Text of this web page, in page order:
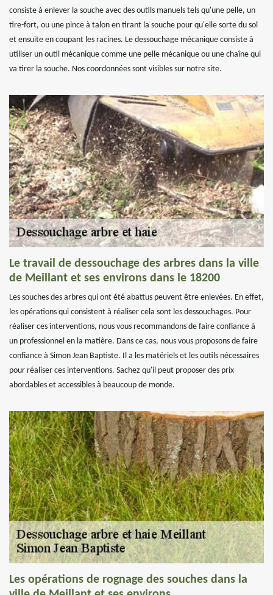
consiste à enlever la souche avec des outils manuels tels qu'une pelle, un
tire-fort, ou une pince à talon en tirant la souche pour qu'elle sorte du sol
et ensuite en coupant les racines. Le dessouchage mécanique consiste à
utiliser un outil mécanique comme une pelle mécanique ou une chaîne qui
va tirer la souche. Nos coordonnées sont visibles sur notre site.
Le travail de dessouchage des arbres dans la ville
de Meillant et ses environs dans le 18200
Les souches des arbres qui ont été abattus peuvent être enlevées. En effet,
les opérations qui consistent à réaliser cela sont les dessouchages. Pour
réaliser ces interventions, nous vous recommandons de faire confiance à
un professionnel en la matière. Dans ce cas, nous vous proposons de faire
confiance à Simon Jean Baptiste. Il a les matériels et les outils nécessaires
pour réaliser ces interventions. Sachez qu'il peut proposer des prix
abordables et accessibles à beaucoup de monde.
Les opérations de rognage des souches dans la